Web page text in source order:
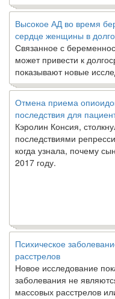
Высокое АД во время
сердце женщины в
Связанное с
может привести к
показывают новые
Отмена приема
последствия для
Кэролин Консия,
последствиями
когда узнала, почему
2017 году.
Психическое
расстрелов
Новое исследование
заболевания не
массовых расстрелов